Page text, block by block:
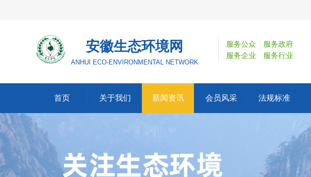
安徽生态环境网
ANHUI ECO-ENVIRONMENTAL NETWORK
服务公众
服务企业
服务政府
服务行业
首页 关于我们 新闻资讯 会员风采 法规标准